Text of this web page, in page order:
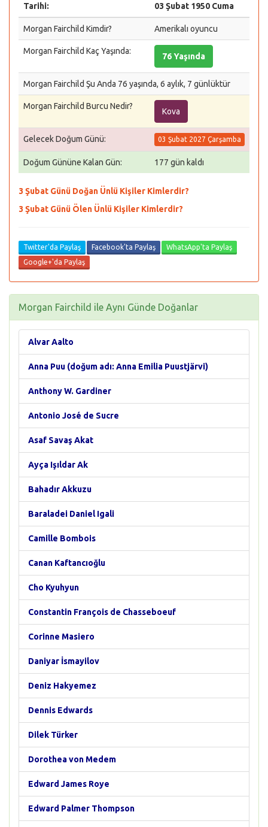
Tarihi:
03 Şubat 1950 Cuma
Morgan Fairchild Kimdir? Amerikalı oyuncu
Morgan Fairchild Kaç Yaşında:
76 Yaşında
Morgan Fairchild Şu Anda 76 yaşında, 6 aylık, 7 günlüktür
Morgan Fairchild Burcu Nedir?
Kova
Gelecek Doğum Günü: 03 Şubat 2027 Çarşamba
Doğum Gününe Kalan Gün: 177 gün kaldı
3 Şubat Günü Doğan Ünlü Kişiler Kimlerdir?
3 Şubat Günü Ölen Ünlü Kişiler Kimlerdir?
Twitter'da Paylaş Facebook'ta Paylaş
WhatsApp'ta Paylaş
Google+'da Paylaş
Morgan Fairchild ile Aynı Günde Doğanlar
Alvar Aalto
Anna Puu (doğum adı: Anna Emilia Puustjärvi)
Anthony W. Gardiner
Antonio José de Sucre
Asaf Savaş Akat
Ayça Işıldar Ak
Bahadır Akkuzu
Baraladei Daniel Igali
Camille Bombois
Canan Kaftancıoğlu
Cho Kyuhyun
Constantin François de Chasseboeuf
Corinne Masiero
Daniyar İsmayilov
Deniz Hakyemez
Dennis Edwards
Dilek Türker
Dorothea von Medem
Edward James Roye
Edward Palmer Thompson